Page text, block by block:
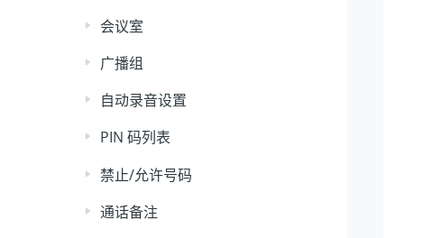
会议室
广播组
自动录音设置
PIN 码列表
禁止/允许号码
通话备注